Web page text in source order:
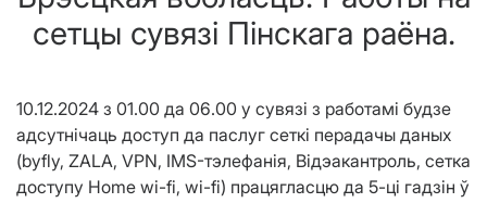
сетцы сувязі Пінскага раёна.
10.12.2024 з 01.00 да 06.00 у сувязі з работамі будзе
адсутнічаць доступ да паслуг сеткі перадачы даных
(byfly, ZALA, VPN, IMS-тэлефанія, Відэакантроль, cетка
доступу Home wi-fi, wi-fi) працягласцю да 5-ці гадзін ў